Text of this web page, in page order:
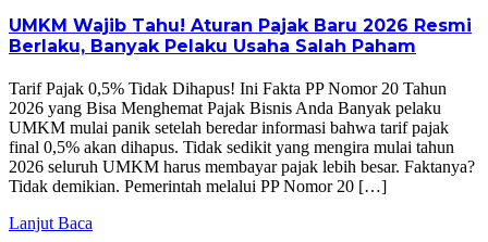
UMKM Wajib Tahu! Aturan Pajak Baru 2026 Resmi
Berlaku, Banyak Pelaku Usaha Salah Paham
Tarif Pajak 0,5% Tidak Dihapus! Ini Fakta PP Nomor 20 Tahun
2026 yang Bisa Menghemat Pajak Bisnis Anda Banyak pelaku
UMKM mulai panik setelah beredar informasi bahwa tarif pajak
final 0,5% akan dihapus. Tidak sedikit yang mengira mulai tahun
2026 seluruh UMKM harus membayar pajak lebih besar. Faktanya?
Tidak demikian. Pemerintah melalui PP Nomor 20 […]
Lanjut Baca